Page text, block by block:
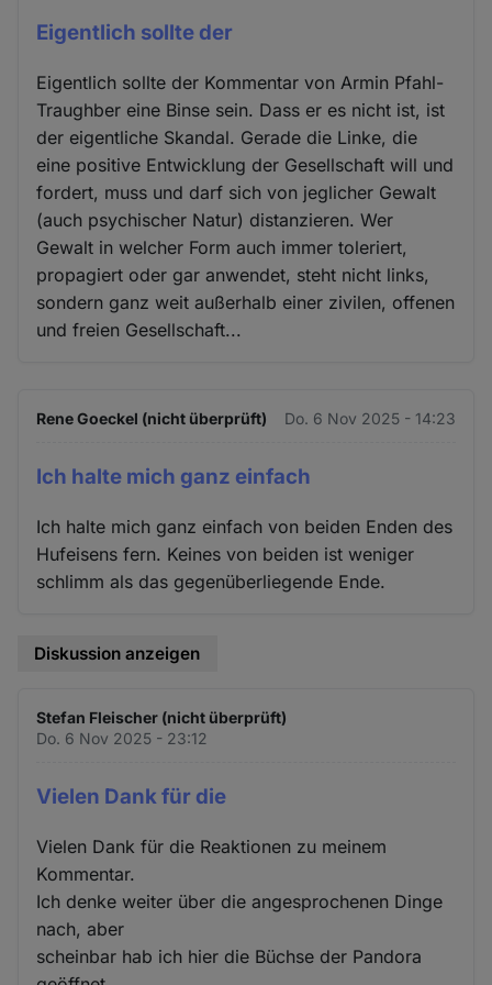
Eigentlich sollte der
Eigentlich sollte der Kommentar von Armin Pfahl-
Traughber eine Binse sein. Dass er es nicht ist, ist
der eigentliche Skandal. Gerade die Linke, die
eine positive Entwicklung der Gesellschaft will und
fordert, muss und darf sich von jeglicher Gewalt
(auch psychischer Natur) distanzieren. Wer
Gewalt in welcher Form auch immer toleriert,
propagiert oder gar anwendet, steht nicht links,
sondern ganz weit außerhalb einer zivilen, offenen
und freien Gesellschaft...
Rene Goeckel (nicht überprüft) Do. 6 Nov 2025 - 14:23
Ich halte mich ganz einfach
Ich halte mich ganz einfach von beiden Enden des
Hufeisens fern. Keines von beiden ist weniger
schlimm als das gegenüberliegende Ende.
Diskussion anzeigen
Stefan Fleischer (nicht überprüft)
Do. 6 Nov 2025 - 23:12
Vielen Dank für die
Vielen Dank für die Reaktionen zu meinem
Kommentar.
Ich denke weiter über die angesprochenen Dinge
nach, aber
scheinbar hab ich hier die Büchse der Pandora